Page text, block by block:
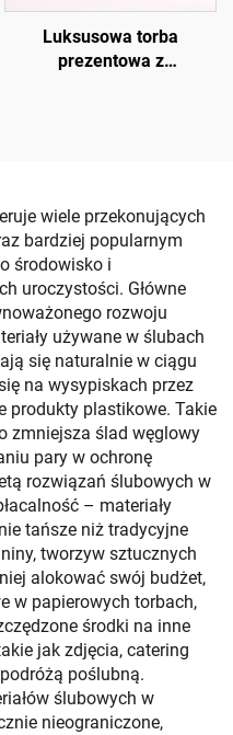
Luksusowa torba
prezentowa z
wiele przekonujących
bardziej popularnym
środowisko i
uroczystości. Główne
rozwoju
używane w ślubach
się naturalnie w ciągu
na wysypiskach przez
produkty plastikowe. Takie
zmniejsza ślad węglowy
pary w ochronę
rozwiązań ślubowych w
– materiały
tańsze niż tradycyjne
tworzyw sztucznych
alokować swój budżet,
w papierowych torbach,
środki na inne
jak zdjęcia, catering
poślubną.
ślubowych w
nieograniczone,